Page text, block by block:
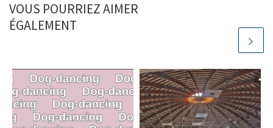
VOUS POURRIEZ AIMER
ÉGALEMENT